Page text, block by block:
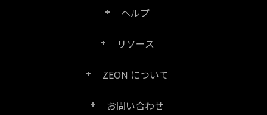
Right PDF Pro
ヘルプ
FAQ
リソース
製品/ライセンスの比較
ZEON について
お問い合わせ